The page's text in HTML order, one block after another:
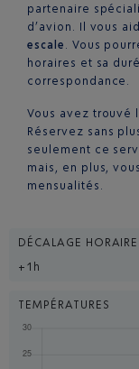
partenaire
d’avion. Il vous
escale . Vous
horaires et sa
correspondance.
Vous avez trouvé
Réservez sans
seulement ce
mais, en plus,
mensualités.
DÉCALAGE HORAIRE
+1h
TEMPÉRATURES